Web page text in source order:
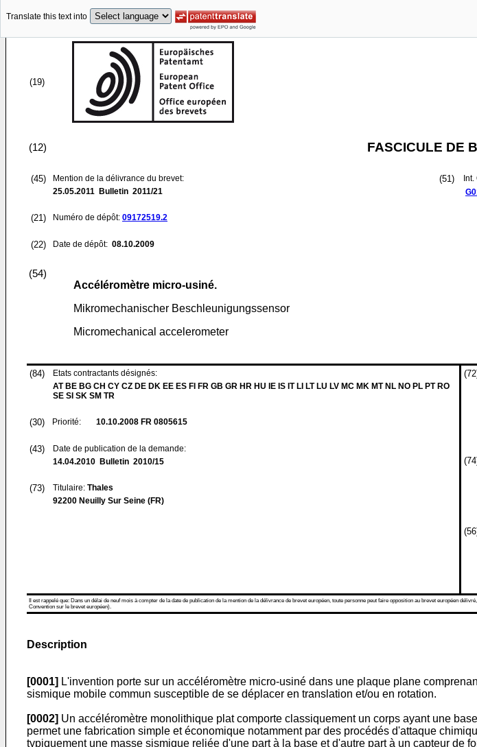
Translate this text into
(19)
(12) FASCICULE DE
(45)
Mention de la délivrance du brevet:
25.05.2011 Bulletin 2011/21
(21) Numéro de dépôt: 09172519.2
(22) Date de dépôt: 08.10.2009
(51)
(54)
Accéléromètre micro-usiné.
Mikromechanischer Beschleunigungssensor
Micromechanical accelerometer
(84)
Etats contractants désignés:
AT BE BG CH CY CZ DE DK EE ES FI FR GB GR HR HU IE IS IT LI LT LU LV MC MK MT NL NO PL PT RO
SE SI SK SM TR
(30) Priorité: 10.10.2008 FR 0805615
(43)
Date de publication de la demande:
14.04.2010 Bulletin 2010/15
(73) Titulaire: Thales
92200 Neuilly Sur Seine (FR)
Il est rappelé que: Dans un délai de neuf mois à compter de la date de publication de la mention de la délivrance de brevet européen, toute personne peut faire opposition au brevet européen
Convention sur le brevet européen).
Description
[0001] L'invention porte sur un accéléromètre micro-usiné dans une plaque plane
sismique mobile commun susceptible de se déplacer en translation et/ou en rotation.
[0002] Un accéléromètre monolithique plat comporte classiquement un corps ayant une
permet une fabrication simple et économique notamment par des procédés d'attaque
typiquement une masse sismique reliée d'une part à la base et d'autre part à un capteur de